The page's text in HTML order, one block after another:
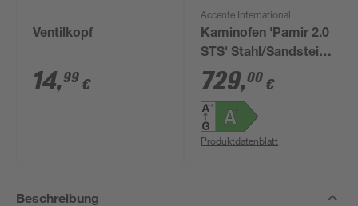
Ventilkopf
14,99 €
Accente International
Kaminofen 'Pamir 2.0
STS' Stahl/Sandstein
6,7 kW
729,00 €
Produktdatenblatt
Beschreibung